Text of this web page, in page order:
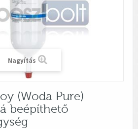
Nagyítás
(Woda Pure)
beépíthető